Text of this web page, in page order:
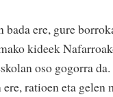
bada ere, gure
kideek
oso gogorra
ratioen eta